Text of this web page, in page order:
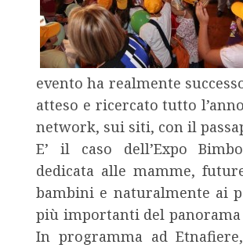
evento ha realmente
atteso e ricercato tutto
network, sui siti, con il
E’ il caso dell’Expo
dedicata alle mamme,
bambini e naturalmente ai
più importanti del panorama
In programma ad